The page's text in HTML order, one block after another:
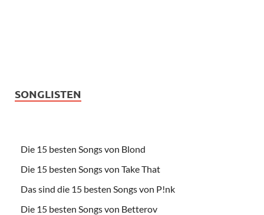
SONGLISTEN
Die 15 besten Songs von Blond
Die 15 besten Songs von Take That
Das sind die 15 besten Songs von P!nk
Die 15 besten Songs von Betterov